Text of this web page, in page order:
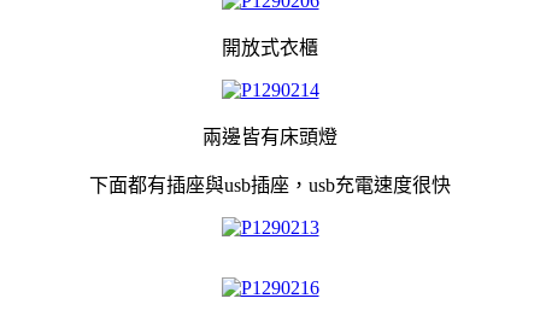
開放式衣櫃
兩邊皆有床頭燈
下面都有插座與usb插座，usb充電速度很快